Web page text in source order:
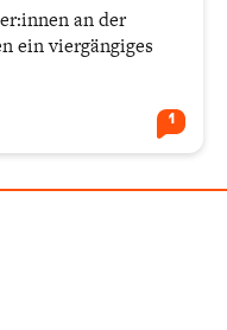
an der
ein viergängiges
1